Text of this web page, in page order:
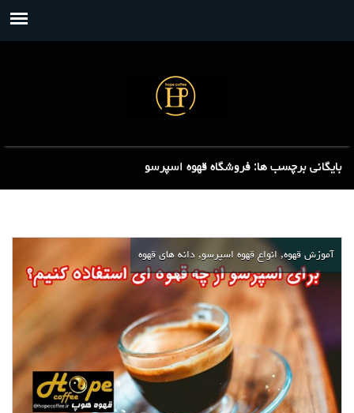
بایگانی برچسب ها: فروشگاه قهوه اسپرسو
آموزش قهوه,انواع قهوه اسپرسو, دانه های قهوه